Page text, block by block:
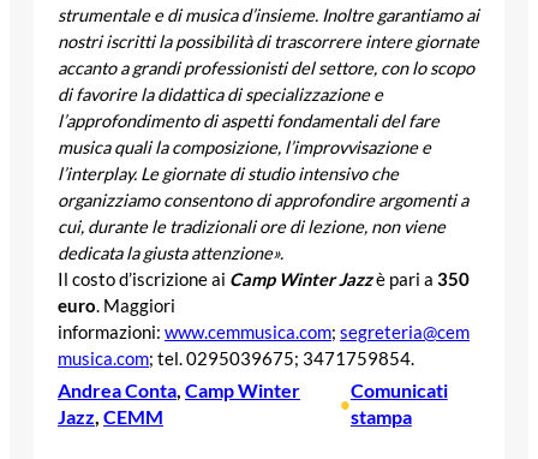
strumentale e di musica d’insieme. Inoltre garantiamo ai
nostri iscritti la possibilità di trascorrere intere giornate
accanto a grandi professionisti del settore, con lo scopo
di favorire la didattica di specializzazione e
l’approfondimento di aspetti fondamentali del fare
musica quali la composizione, l’improvvisazione e
l’interplay. Le giornate di studio intensivo che
organizziamo consentono di approfondire argomenti a
cui, durante le tradizionali ore di lezione, non viene
dedicata la giusta attenzione».
Il costo d’iscrizione ai Camp Winter Jazzè pari a 350
euro. Maggiori
informazioni: www.cemmusica.com; segreteria@cem
musica.com; tel. 0295039675; 3471759854.
Andrea Conta Camp Winter
Jazz CEMM
•
Comunicati
stampa